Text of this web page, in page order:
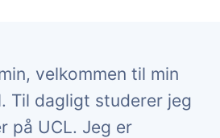
velkommen til min
Til dagligt studerer jeg
på UCL. Jeg er